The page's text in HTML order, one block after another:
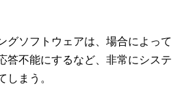
グソフトウェアは、場合によって
答不能にするなど、非常にシステ
しまう。